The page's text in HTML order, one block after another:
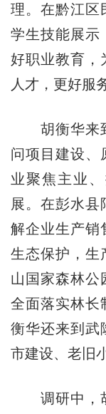
理。在黔江区
学生技能展示
好职业教育，
人才，更好服
胡衡华来到
问项目建设、
业聚焦主业
展。在彭水县
解企业生产销
生态保护，生
山国家森林公
全面落实林长
衡华还来到武
市建设、老旧
调研中，胡